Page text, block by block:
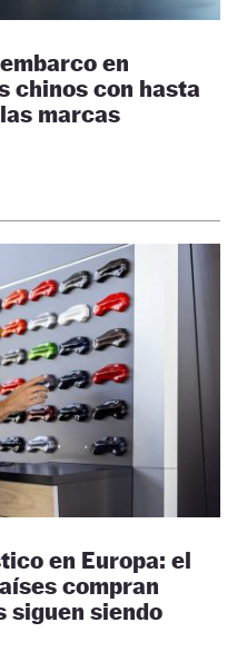
en
chinos con hasta
marcas
en Europa: el
compran
siguen siendo